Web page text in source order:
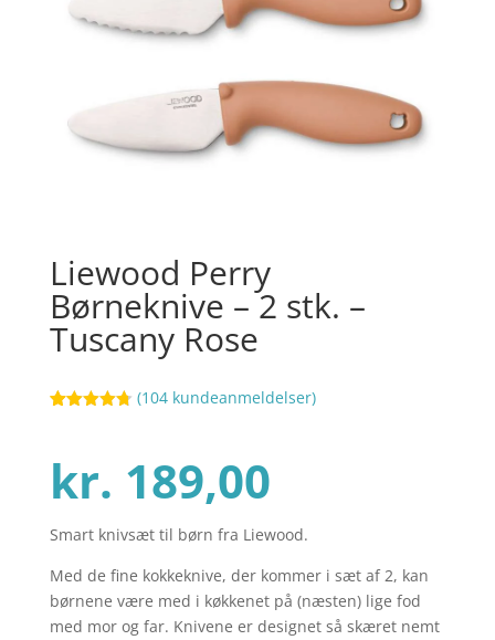
Liewood Perry
Børneknive – 2 stk. –
Tuscany Rose
baseret på
kundebedø
mmelser
(104 kundeanmeldelser)
kr. 189,00
Smart knivsæt til børn fra Liewood.
Med de fine kokkeknive, der kommer i sæt af 2, kan
børnene være med i køkkenet på (næsten) lige fod
med mor og far. Knivene er designet så skæret nemt